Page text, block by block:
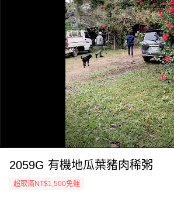
2059G 有機地瓜葉豬肉稀粥
超取滿NT$1,500免運